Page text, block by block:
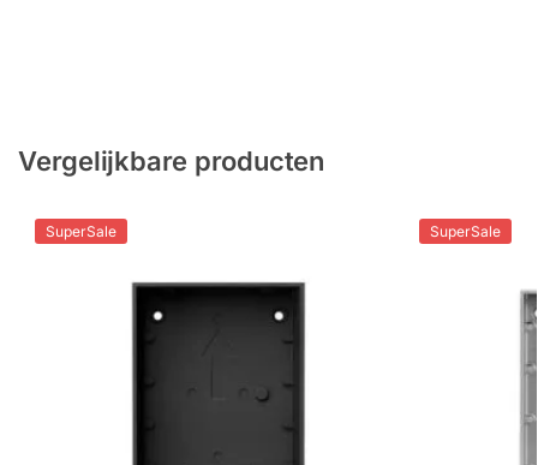
Vergelijkbare producten
SuperSale SuperSale